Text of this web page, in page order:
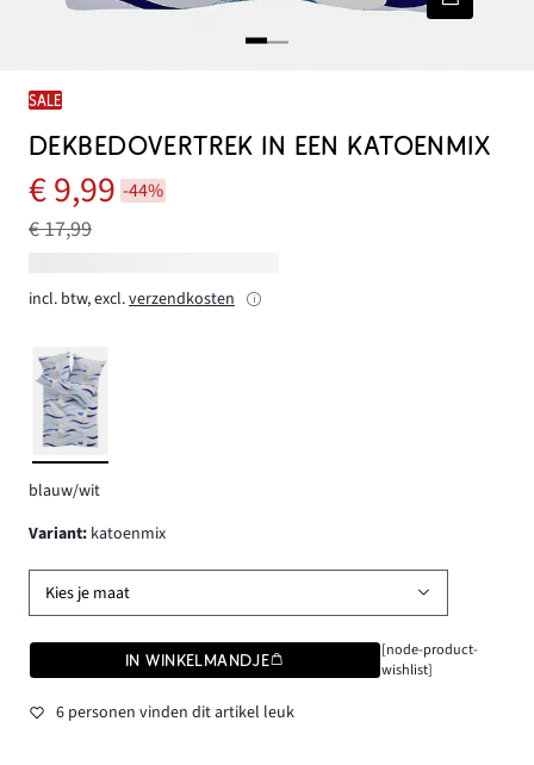
SALE
DEKBEDOVERTREK IN EEN KATOENMIX
€ 9,99 -44%
€ 17,99
incl. btw, excl.verzendkosten
blauw/wit
Variant: katoenmix
Kies je maat
IN WINKELMANDJE
[node-product-
wishlist]
6 personen vinden dit artikel leuk